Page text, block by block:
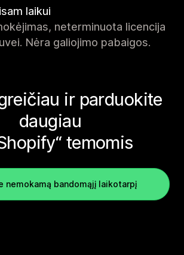
laikui
neterminuota licencija
Nėra galiojimo pabaigos.
ir parduokite
daugiau
temomis
nemokamą bandomąjį laikotarpį